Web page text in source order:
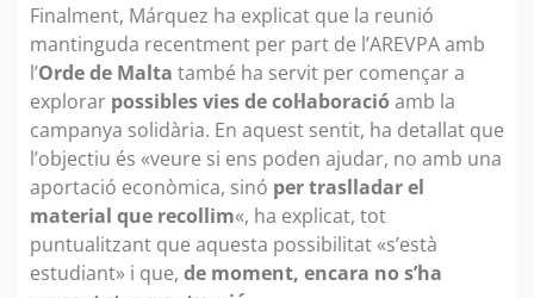
Finalment, Márquez ha explicat que la reunió
mantinguda recentment per part de l’AREVPA amb
l’Orde de Malta també ha servit per començar a
explorar possibles vies de col·laboració amb la
campanya solidària. En aquest sentit, ha detallat que
l’objectiu és «veure si ens poden ajudar, no amb una
aportació econòmica, sinó per traslladar el
material que recollim«, ha explicat, tot
puntualitzant que aquesta possibilitat «s’està
estudiant» i que, de moment, encara no s’ha